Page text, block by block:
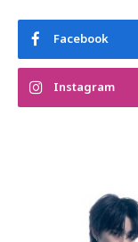
Facebook
Instagram